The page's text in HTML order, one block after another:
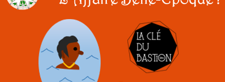
Enfants
Bon cadeau
Réservez !
Contact